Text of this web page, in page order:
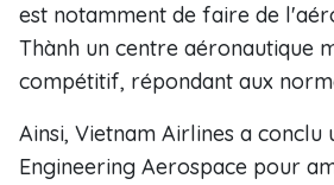
est notamment de faire de
Thành un centre aéronautique
compétitif, répondant aux
Ainsi, Vietnam Airlines a conclu
Engineering Aerospace pour